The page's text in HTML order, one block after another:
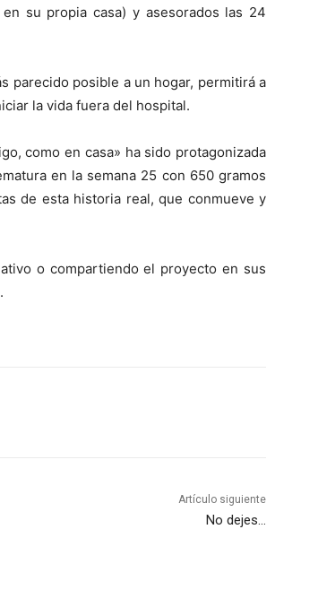
su propia casa) y asesorados las 24
parecido posible a un hogar, permitirá a
la vida fuera del hospital.
como en casa» ha sido protagonizada
en la semana 25 con 650 gramos
de esta historia real, que conmueve y
o compartiendo el proyecto en sus
.
Artículo siguiente
No dejes…